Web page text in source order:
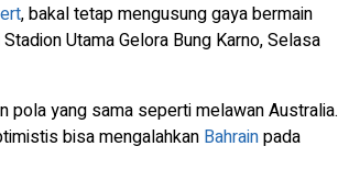
, bakal tetap mengusung gaya bermain
Utama Gelora Bung Karno, Selasa
pola yang sama seperti melawan Australia.
bisa mengalahkan Bahrainpada